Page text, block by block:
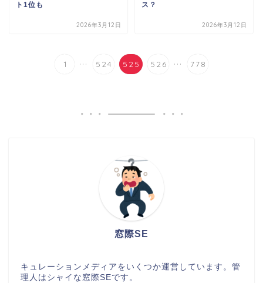
ト1位も
2026年3月12日
ス？
2026年3月12日
1 ... 524 525 526 ... 778
窓際SE
キュレーションメディアをいくつか運営しています。管
理人はシャイな窓際SEです。